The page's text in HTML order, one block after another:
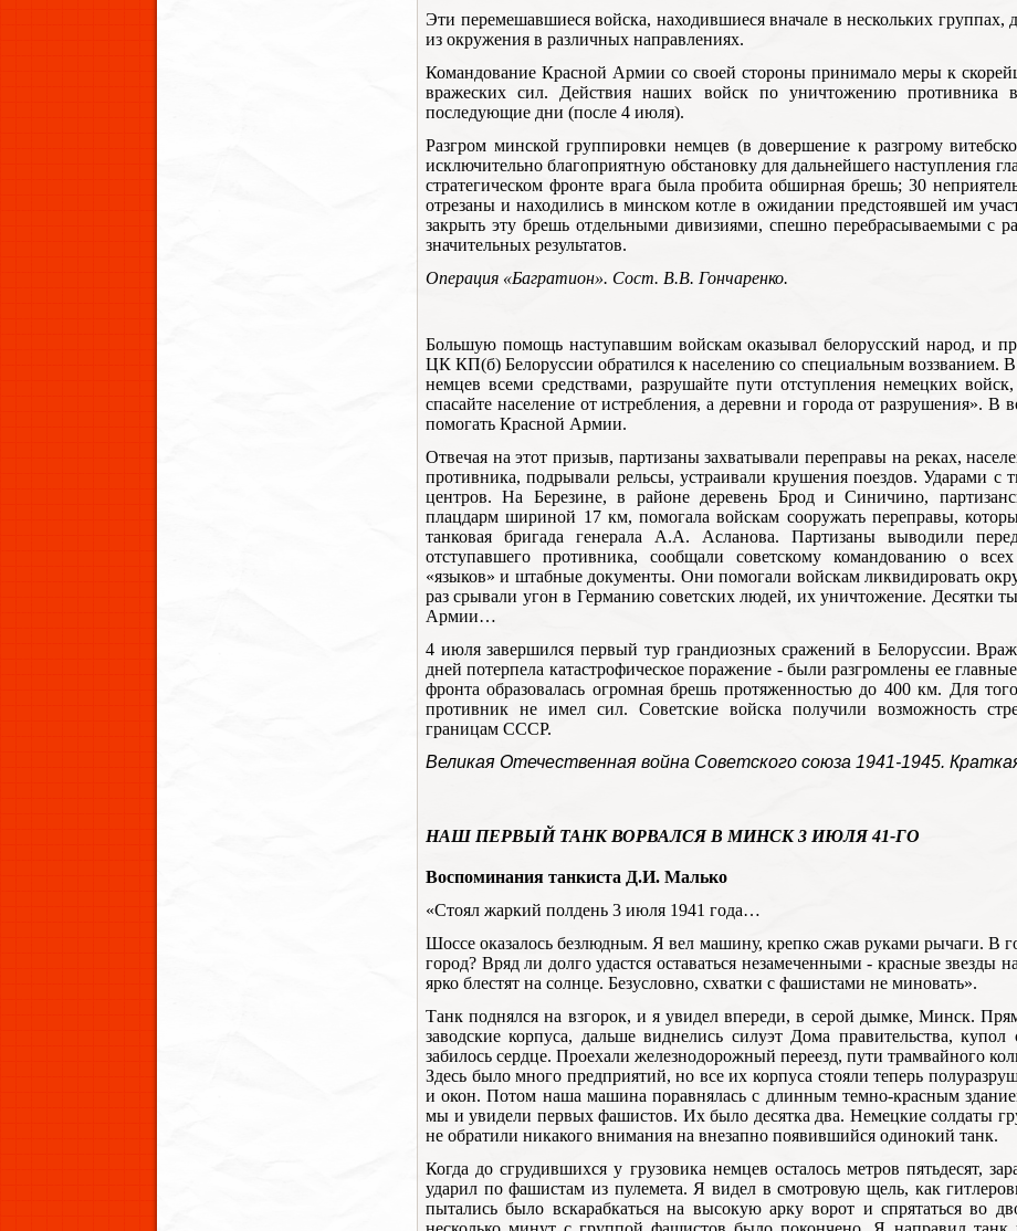
Эти перемешавшиеся войска, находившиеся вначале в нескольких группах,
из окружения в различных направлениях.
Командование Красной Армии со своей стороны принимало меры к
вражеских сил. Действия наших войск по уничтожению противника
последующие дни (после 4 июля).
Разгром минской группировки немцев (в довершение к разгрому
исключительно благоприятную обстановку для дальнейшего наступления
стратегическом фронте врага была пробита обширная брешь; 30
отрезаны и находились в минском котле в ожидании предстоявшей им
закрыть эту брешь отдельными дивизиями, спешно перебрасываемыми с
значительных результатов.
Операция «Багратион». Сост. В.В. Гончаренко.
Большую помощь наступавшим войскам оказывал белорусский народ, и
ЦК КП(б) Белоруссии обратился к населению со специальным воззванием.
немцев всеми средствами, разрушайте пути отступления немецких
спасайте население от истребления, а деревни и города от разрушения». В
помогать Красной Армии.
Отвечая на этот призыв, партизаны захватывали переправы на реках,
противника, подрывали рельсы, устраивали крушения поездов. Ударами
центров. На Березине, в районе деревень Брод и Синичино,
плацдарм шириной 17 км, помогала войскам сооружать переправы,
танковая бригада генерала А.А. Асланова. Партизаны выводили
отступавшего противника, сообщали советскому командованию о
«языков» и штабные документы. Они помогали войскам ликвидировать
раз срывали угон в Германию советских людей, их уничтожение. Десятки
Армии…
4 июля завершился первый тур грандиозных сражений в Белоруссии.
дней потерпела катастрофическое поражение - были разгромлены ее
фронта образовалась огромная брешь протяженностью до 400 км. Для
противник не имел сил. Советские войска получили возможность
границам СССР.
Великая Отечественная война Советского союза 1941-1945.
НАШ ПЕРВЫЙ ТАНК ВОРВАЛСЯ В МИНСК 3 ИЮЛЯ 41-ГО
Воспоминания танкиста Д.И. Малько
«Стоял жаркий полдень 3 июля 1941 года…
Шоссе оказалось безлюдным. Я вел машину, крепко сжав руками рычаги. В
город? Вряд ли долго удастся оставаться незамеченными - красные
ярко блестят на солнце. Безусловно, схватки с фашистами не миновать».
Танк поднялся на взгорок, и я увидел впереди, в серой дымке, Минск.
заводские корпуса, дальше виднелись силуэт Дома правительства,
забилось сердце. Проехали железнодорожный переезд, пути трамвайного
Здесь было много предприятий, но все их корпуса стояли теперь
и окон. Потом наша машина поравнялась с длинным темно-красным
мы и увидели первых фашистов. Их было десятка два. Немецкие солдаты
не обратили никакого внимания на внезапно появившийся одинокий танк.
Когда до сгрудившихся у грузовика немцев осталось метров пятьдесят,
ударил по фашистам из пулемета. Я видел в смотровую щель, как
пытались было вскарабкаться на высокую арку ворот и спрятаться во